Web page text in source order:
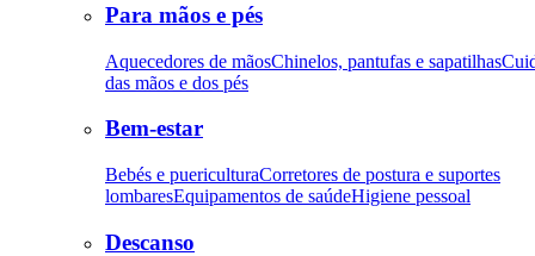
Para mãos e pés
Aquecedores de mãosChinelos, pantufas e sapatilhas
das mãos e dos pés
Bem-estar
Bebés e puericulturaCorretores de postura e suportes
lombaresEquipamentos de saúdeHigiene pessoal
Descanso